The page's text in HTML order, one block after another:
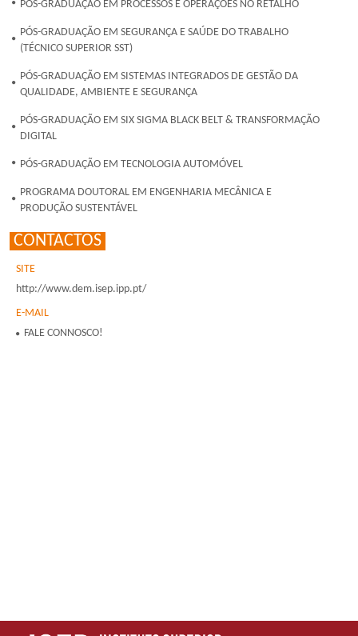
PÓS-GRADUAÇÃO EM PROCESSOS E OPERAÇÕES NO RETALHO
PÓS-GRADUAÇÃO EM SEGURANÇA E SAÚDE DO TRABALHO
(TÉCNICO SUPERIOR SST)
PÓS-GRADUAÇÃO EM SISTEMAS INTEGRADOS DE GESTÃO DA
QUALIDADE, AMBIENTE E SEGURANÇA
PÓS-GRADUAÇÃO EM SIX SIGMA BLACK BELT & TRANSFORMAÇÃO
DIGITAL
PÓS-GRADUAÇÃO EM TECNOLOGIA AUTOMÓVEL
PROGRAMA DOUTORAL EM ENGENHARIA MECÂNICA E
PRODUÇÃO SUSTENTÁVEL
CONTACTOS
SITE
http://www.dem.isep.ipp.pt/
E-MAIL
FALE CONNOSCO!